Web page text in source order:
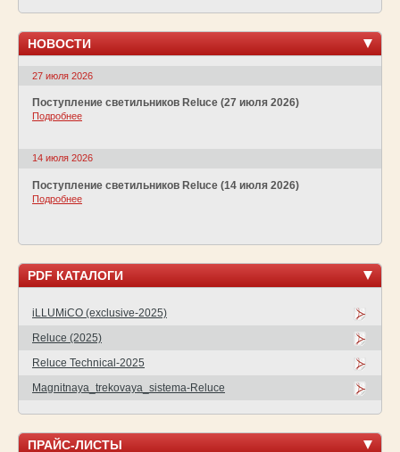
НОВОСТИ
27 июля 2026
Поступление светильников Reluce (27 июля 2026)
Подробнее
14 июля 2026
Поступление светильников Reluce (14 июля 2026)
Подробнее
PDF КАТАЛОГИ
iLLUMiCO (exclusive-2025)
Reluce (2025)
Reluce Technical-2025
Magnitnaya_trekovaya_sistema-Reluce
ПРАЙС-ЛИСТЫ